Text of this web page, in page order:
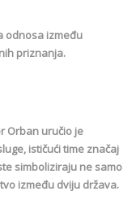
odnosa između
priznanja.
Orban uručio je
ističući time značaj
simboliziraju ne samo
između dviju država.